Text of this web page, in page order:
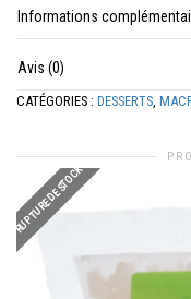
Informations
Avis (0)
CATÉGORIES : DESSERTS,
RUPTURE DE STOCK